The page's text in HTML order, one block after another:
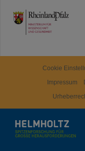
TMWWDG
Cookie
Impressum